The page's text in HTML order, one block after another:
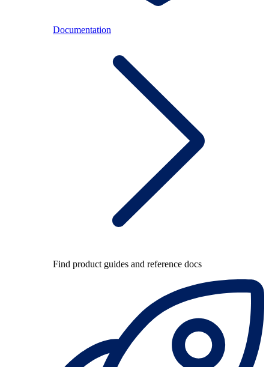
Documentation
Find product guides and reference docs